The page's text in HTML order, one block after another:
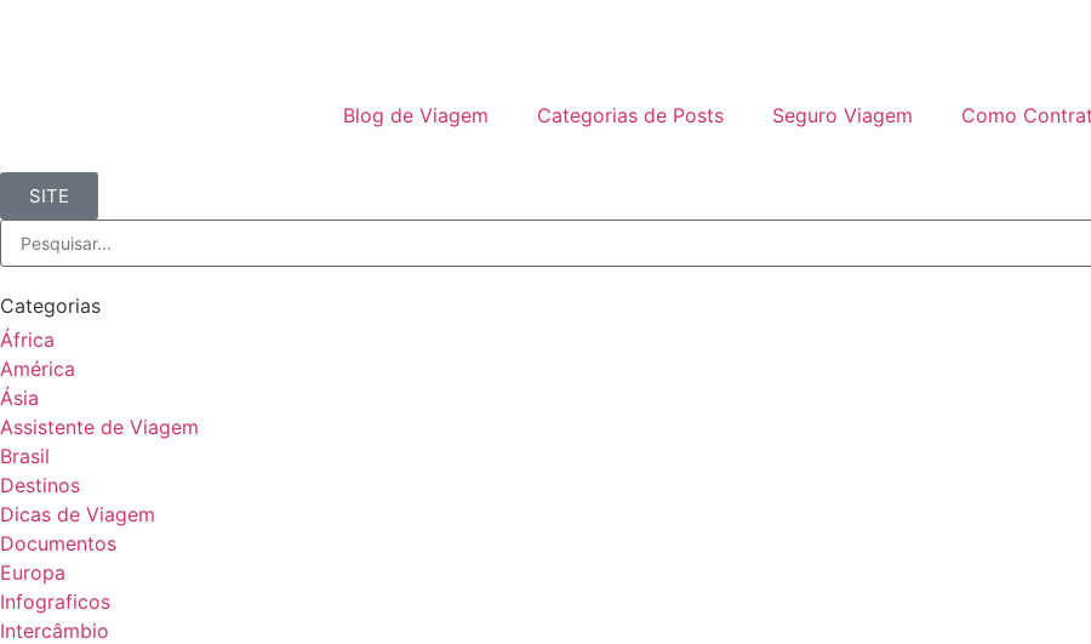
Blog de Viagem Categorias de Posts Seguro Viagem Como
SITE
Categorias
África
América
Ásia
Assistente de Viagem
Brasil
Destinos
Dicas de Viagem
Documentos
Europa
Infograficos
Intercâmbio